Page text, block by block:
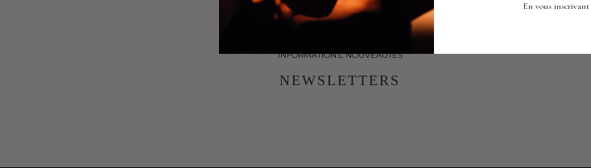
INFORMATIONS, NOUVEAUTÉS
NEWSLETTERS
En vous